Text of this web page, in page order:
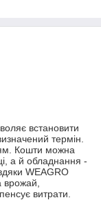
встановити
термін.
Кошти можна
а й обладнання -
WEAGRO
врожай,
витрати.